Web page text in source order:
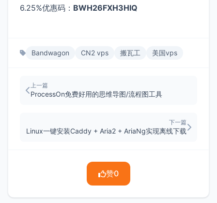
6.25%优惠码： BWH26FXH3HIQ
Bandwagon CN2 vps 搬瓦工 美国vps
上一篇
ProcessOn免费好用的思维导图/流程图工具
下一篇
Linux一键安装Caddy + Aria2 + AriaNg实现离线下载
赞0